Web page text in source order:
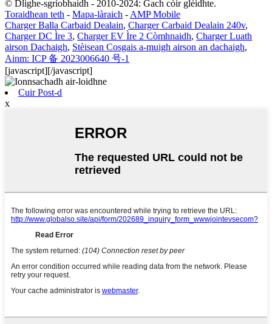
© Dlighe-sgrìobhaidh - 2010-2024: Gach còir glèidhte.
Toraidhean teth - Mapa-làraich - AMP Mobile
Charger Balla Carbaid Dealain, Charger Carbaid Dealain 240v,
Charger DC Ìre 3, Charger EV Ìre 2 Còmhnaidh, Charger Luath
airson Dachaigh, Stèisean Cosgais a-muigh airson an dachaigh,
Ainm: ICP 备 2023006640 号-1
[javascript][/javascript]
Cuir Post-d
x